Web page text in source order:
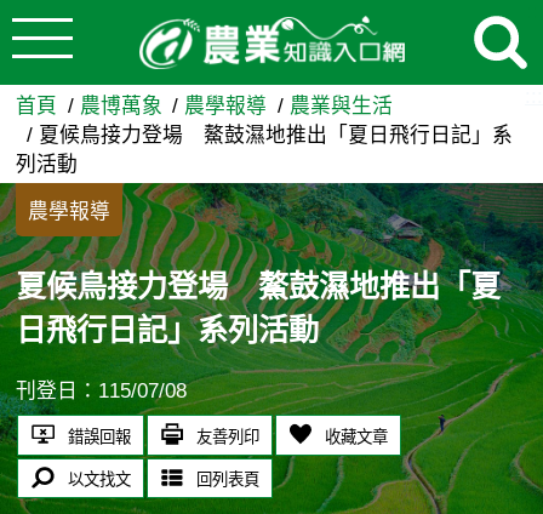
跳到主要內容
夏候鳥接力登場 鰲鼓濕地
首頁 農博萬象 農學報導
農業與生活
夏候鳥接力登場 鰲鼓濕地推出「夏日飛行日記」系
列活動
農學報導
夏候鳥接力登場 鰲鼓濕地推出「夏
日飛行日記」系列活動
刊登日：115/07/08
錯誤回報 友善列印 收藏文章
以文找文 回列表頁